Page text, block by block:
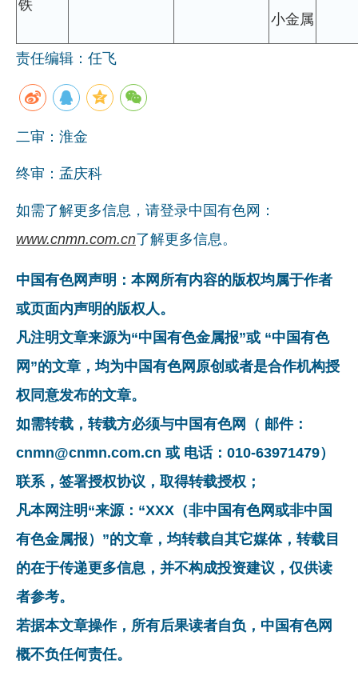
铁
小金属
责任编辑：任飞
二审：淮金
终审：孟庆科
如需了解更多信息，请登录中国有色网：
www.cnmn.com.cn了解更多信息。
中国有色网声明：本网所有内容的版权均属于作者
或页面内声明的版权人。
凡注明文章来源为“中国有色金属报”或 “中国有色
网”的文章，均为中国有色网原创或者是合作机构授
权同意发布的文章。
如需转载，转载方必须与中国有色网（ 邮件：
cnmn@cnmn.com.cn 或 电话：010-63971479）
联系，签署授权协议，取得转载授权；
凡本网注明“来源：“XXX（非中国有色网或非中国
有色金属报）”的文章，均转载自其它媒体，转载目
的在于传递更多信息，并不构成投资建议，仅供读
者参考。
若据本文章操作，所有后果读者自负，中国有色网
概不负任何责任。